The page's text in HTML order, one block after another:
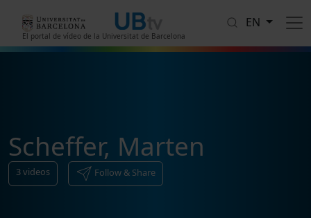
El portal de vídeo de la Universitat de Barcelona
EN
Scheffer, Marten
3videos Follow & Share